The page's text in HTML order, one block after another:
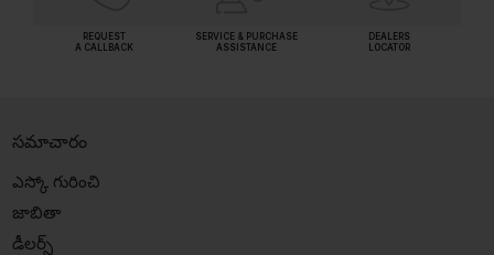
REQUEST
A CALLBACK
SERVICE & PURCHASE
ASSISTANCE
DEALERS
LOCATOR
సమాచారం
ఎస్కో గురించి
జాబితా
డీలర్స్